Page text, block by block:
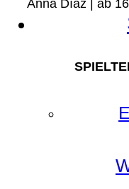
Anna Díaz | ab